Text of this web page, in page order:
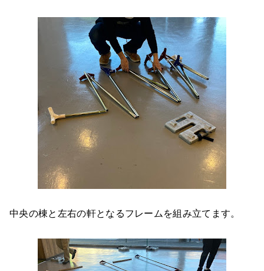
中央の棟と左右の軒となるフレームを組み立てます。